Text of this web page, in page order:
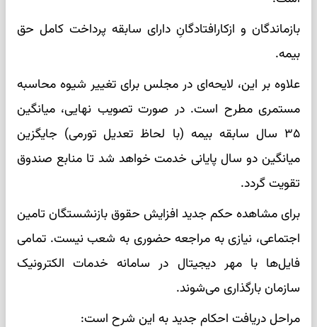
بازماندگان و ازکارافتادگانِ دارای سابقه پرداخت کامل حق
بیمه.
علاوه بر این، لایحه‌ای در مجلس برای تغییر شیوه محاسبه
مستمری مطرح است. در صورت تصویب نهایی، میانگین
۳۵ سال سابقه بیمه (با لحاظ تعدیل تورمی) جایگزین
میانگین دو سال پایانی خدمت خواهد شد تا منابع صندوق
تقویت گردد.
برای مشاهده حکم جدید افزایش حقوق بازنشستگان تامین
اجتماعی، نیازی به مراجعه حضوری به شعب نیست. تمامی
فایل‌ها با مهر دیجیتال در سامانه خدمات الکترونیک
سازمان بارگذاری می‌شوند.
مراحل دریافت احکام جدید به این شرح است: